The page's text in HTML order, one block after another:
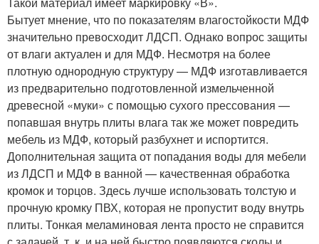
Бытует мнение, что по показателям влагостойкости МДФ
значительно превосходит ЛДСП. Однако вопрос защиты
от влаги актуален и для МДФ. Несмотря на более
плотную однородную структуру — МДФ изготавливается
из предварительно подготовленной измельченной
древесной «муки» с помощью сухого прессования —
попавшая внутрь плиты влага так же может повредить
мебель из МДФ, который разбухнет и испортится.
Дополнительная защита от попадания воды для мебели
из ЛДСП и МДФ в ванной — качественная обработка
кромок и торцов. Здесь лучше использовать толстую и
прочную кромку ПВХ, которая не пропустит воду внутрь
плиты. Тонкая меламиновая лента просто не справится